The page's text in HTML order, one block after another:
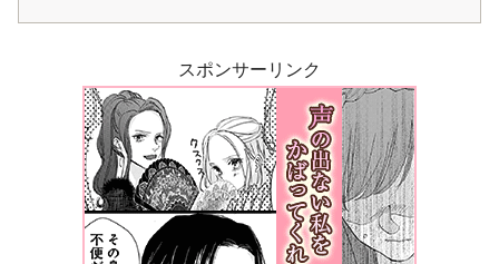
スポンサーリンク